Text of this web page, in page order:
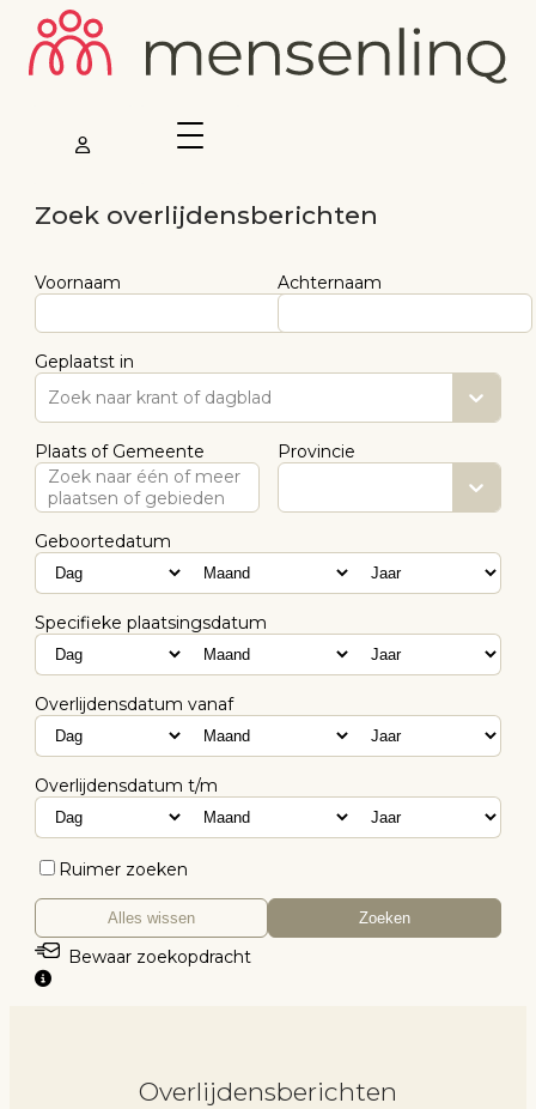
Zoek overlijdensberichten
Voornaam Achternaam
Geplaatst in
Zoek naar krant of dagblad
Plaats of Gemeente
Zoek naar één of meer
plaatsen of gebieden
Provincie
Geboortedatum
Specifieke plaatsingsdatum
Overlijdensdatum vanaf
Overlijdensdatum t/m
Ruimer zoeken
Alles wissen Zoeken
Bewaar zoekopdracht
Overlijdensberichten